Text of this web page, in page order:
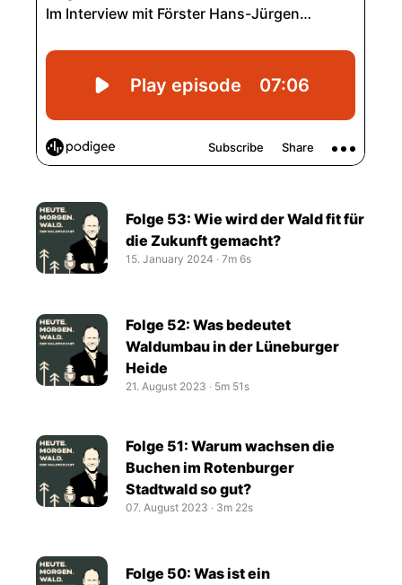
Folge 53: Wie wird der Wald fit für
die Zukunft gemacht?
15. January 2024 ‧ 7m 6s
Folge 52: Was bedeutet
Waldumbau in der Lüneburger
Heide
21. August 2023 ‧ 5m 51s
Folge 51: Warum wachsen die
Buchen im Rotenburger
Stadtwald so gut?
07. August 2023 ‧ 3m 22s
Folge 50: Was ist ein